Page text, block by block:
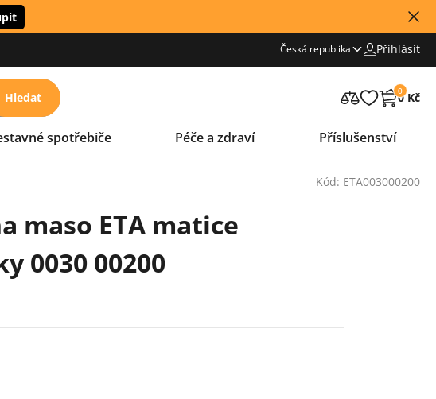
Česká republika Přihlásit
Hledat 0
0 Kč
spotřebiče Péče a zdraví Příslušenství
Kód: ETA003000200
maso ETA matice
0030 00200